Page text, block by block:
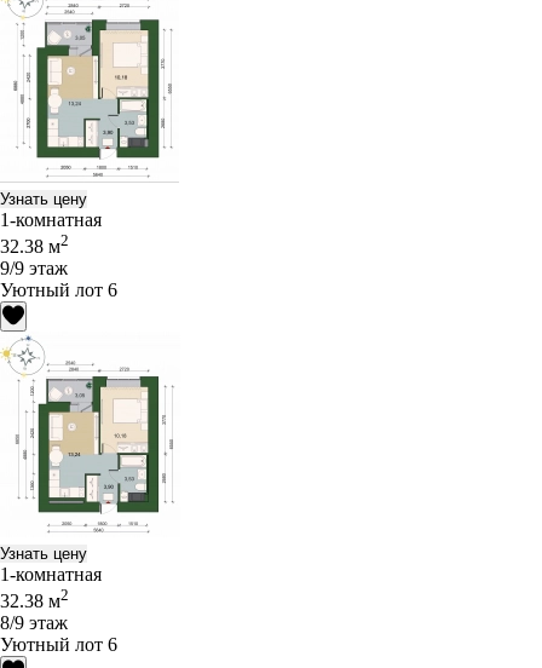
Узнать цену
1-комнатная
32.38 м2
9/9 этаж
Уютный лот 6
Узнать цену
1-комнатная
32.38 м2
8/9 этаж
Уютный лот 6